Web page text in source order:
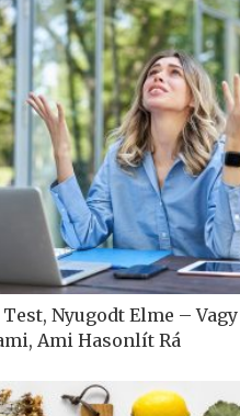
Nyugodt Elme – Vagy
Ami Hasonlít Rá